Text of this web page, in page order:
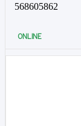
568605862
ONLINE